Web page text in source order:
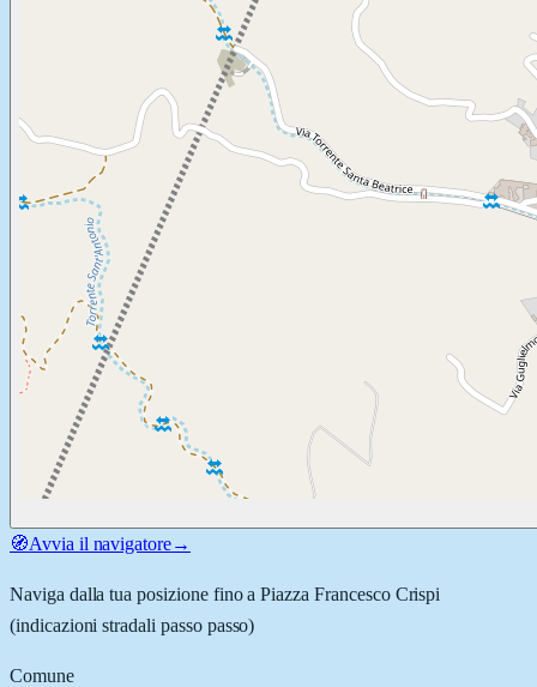
🧭Avvia il navigatore→
Naviga dalla tua posizione fino aPiazza Francesco Crispi
(indicazioni stradali passo passo)
Comune